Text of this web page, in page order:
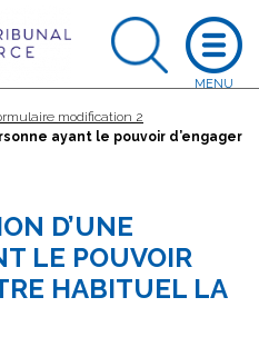
modification 2
ayant le pouvoir d’engager
D’UNE
LE POUVOIR
HABITUEL LA